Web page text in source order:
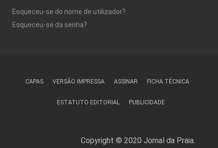
Esqueceu-se do nome de utilizador?
Esqueceu-se da senha?
CAPAS VERSÃO IMPRESSA ASSINAR FICHA TÉCNICA
ESTATUTO EDITORIAL PUBLICIDADE
Copyright © 2020 Jornal da Praia.